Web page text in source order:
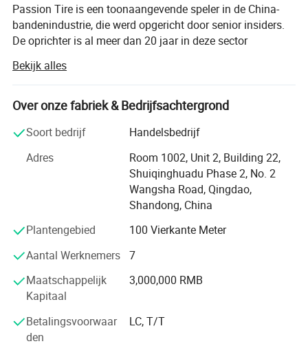
Passion Tire is een toonaangevende speler in de China-
bandenindustrie, die werd opgericht door senior insiders.
De oprichter is al meer dan 20 jaar in deze sector
bekende bandengroep.
Passion Tyre ligt in de mooiste zeilstad Qingdao, de
provincie Shandong, waar de grootste
bandenproducerende basis van China is.
Passion Tire levert producten variërend van semi-stalen
radiale personenautobanden, stalen radiale vrachtwagens
en busbanden, volledig stalen radiale Off the road-banden,
voorover de wegband, industriële banden, massieve
verkoopnetwerk in de binnenlandse en mondiale markten
gevormd. 70% van onze producten is bestemd voor export
naar meer dan 100 landen.
Als we naar de toekomst kijken, is de weg voor Passion
Tire een spannende weg, vol met wendingen en bochten,
Bekijk alles
Over onze fabriek & Bedrijfsachtergrond
Soort bedrijf
Handelsbedrijf
Adres
Room 1002, Unit 2, Building 22,
Shuiqinghuadu Phase 2, No. 2
Wangsha Road, Qingdao,
Shandong, China
Plantengebied
100 Vierkante Meter
Aantal Werknemers 7
Maatschappelijk
Kapitaal
3,000,000 RMB
Betalingsvoorwaar
den
LC, T/T